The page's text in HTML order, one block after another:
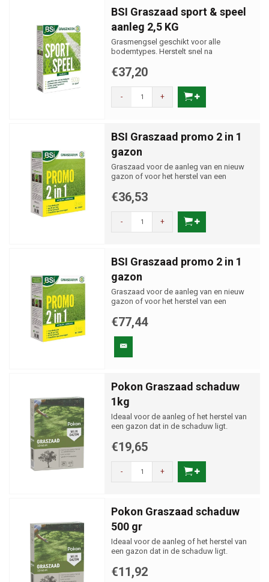
BSI Graszaad sport & speel
aanleg 2,5 KG
Grasmengsel geschikt voor alle
bodemtypes. Herstelt snel na
€37,20
- +
BSI Graszaad promo 2 in 1
gazon
Graszaad voor de aanleg van en nieuw
gazon of voor het herstel van een
€36,53
- +
BSI Graszaad promo 2 in 1
gazon
Graszaad voor de aanleg van en nieuw
gazon of voor het herstel van een
€77,44
Pokon Graszaad schaduw
1kg
Ideaal voor de aanleg of het herstel van
een gazon dat in de schaduw ligt.
€19,65
- +
Pokon Graszaad schaduw
500 gr
Ideaal voor de aanleg of het herstel van
een gazon dat in de schaduw ligt.
€11,92